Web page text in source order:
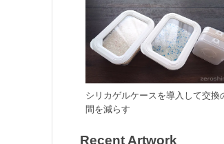
シリカゲルケースを導入して交換
間を減らす
Recent Artwork